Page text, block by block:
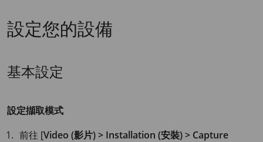
設定您的設備
基本設定
設定擷取模式
前往 [Video (影片) > Installation (安裝) > Capture